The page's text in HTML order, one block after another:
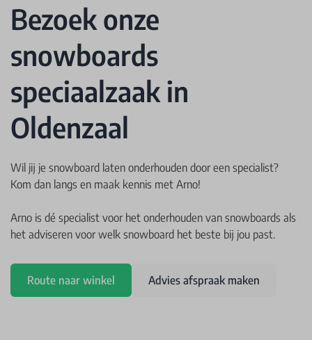
Bezoek onze
snowboards
speciaalzaak in
Oldenzaal
Wil jij je snowboard laten onderhouden door een specialist?
Kom dan langs en maak kennis met Arno!
Arno is dé specialist voor het onderhouden van snowboards als
het adviseren voor welk snowboard het beste bij jou past.
Route naar winkel Advies afspraak maken